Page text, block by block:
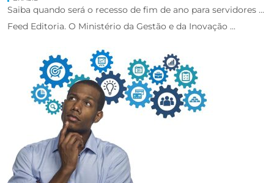
Saiba quando será o recesso de fim de ano para servidores ...
Feed Editoria. O Ministério da Gestão e da Inovação ...